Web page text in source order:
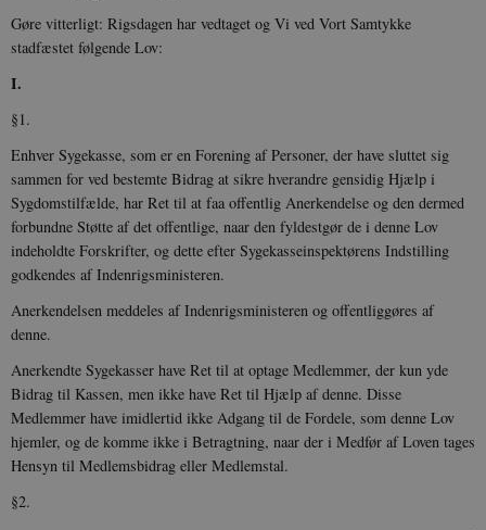
Gøre vitterligt: Rigsdagen har vedtaget og Vi ved Vort Samtykke
stadfæstet følgende Lov:
I.
§1.
Enhver Sygekasse, som er en Forening af Personer, der have sluttet sig
sammen for ved bestemte Bidrag at sikre hverandre gensidig Hjælp i
Sygdomstilfælde, har Ret til at faa offentlig Anerkendelse og den dermed
forbundne Støtte af det offentlige, naar den fyldestgør de i denne Lov
indeholdte Forskrifter, og dette efter Sygekasseinspektørens Indstilling
godkendes af Indenrigsministeren.
Anerkendelsen meddeles af Indenrigsministeren og offentliggøres af
denne.
Anerkendte Sygekasser have Ret til at optage Medlemmer, der kun yde
Bidrag til Kassen, men ikke have Ret til Hjælp af denne. Disse
Medlemmer have imidlertid ikke Ad­gang til de Fordele, som denne Lov
hjemler, og de komme ikke i Betragtning, naar der i Medfør af Loven tages
Hensyn til Medlemsbidrag eller Medlemstal.
§2.